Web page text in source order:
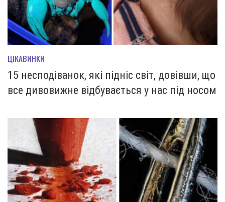
ЦІКАВИНКИ
15 несподіванок, які підніс світ, довівши, що
все дивовижне відбувається у нас під носом